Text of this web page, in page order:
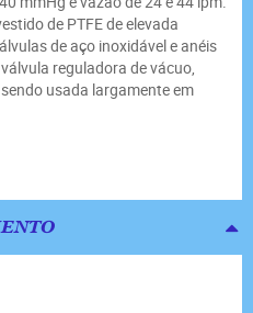
de PTFE de elevada
de aço inoxidável e anéis
reguladora de vácuo,
usada largamente em